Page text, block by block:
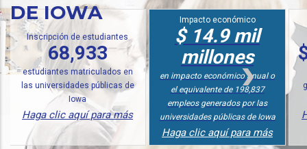
DE IOWA
de estudiantes
68,933
matriculados en
públicas de
clic aquí para más
Impacto económico
$ 14.9 mil
millones
en impacto económico anual o
el equivalente de 198,837
empleos generados por las
universidades públicas de Iowa
Haga clic aquí para más
Análisis
$
en
graduados
Haga clic